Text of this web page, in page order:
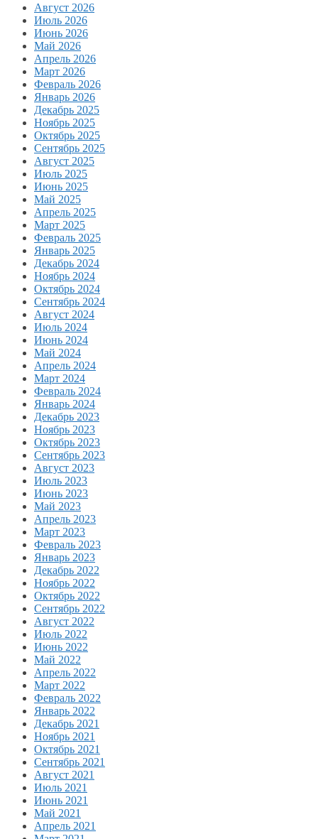
Август 2026
Июль 2026
Июнь 2026
Май 2026
Апрель 2026
Март 2026
Февраль 2026
Январь 2026
Декабрь 2025
Ноябрь 2025
Октябрь 2025
Сентябрь 2025
Август 2025
Июль 2025
Июнь 2025
Май 2025
Апрель 2025
Март 2025
Февраль 2025
Январь 2025
Декабрь 2024
Ноябрь 2024
Октябрь 2024
Сентябрь 2024
Август 2024
Июль 2024
Июнь 2024
Май 2024
Апрель 2024
Март 2024
Февраль 2024
Январь 2024
Декабрь 2023
Ноябрь 2023
Октябрь 2023
Сентябрь 2023
Август 2023
Июль 2023
Июнь 2023
Май 2023
Апрель 2023
Март 2023
Февраль 2023
Январь 2023
Декабрь 2022
Ноябрь 2022
Октябрь 2022
Сентябрь 2022
Август 2022
Июль 2022
Июнь 2022
Май 2022
Апрель 2022
Март 2022
Февраль 2022
Январь 2022
Декабрь 2021
Ноябрь 2021
Октябрь 2021
Сентябрь 2021
Август 2021
Июль 2021
Июнь 2021
Май 2021
Апрель 2021